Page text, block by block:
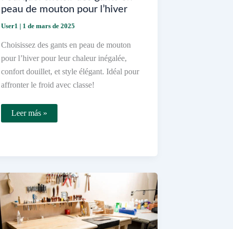
peau de mouton pour l’hiver
User1 | 1 de mars de 2025
Choisissez des gants en peau de mouton
pour l’hiver pour leur chaleur inégalée,
confort douillet, et style élégant. Idéal pour
affronter le froid avec classe!
Pourquoi
choisir
l’hiver
Leer más »